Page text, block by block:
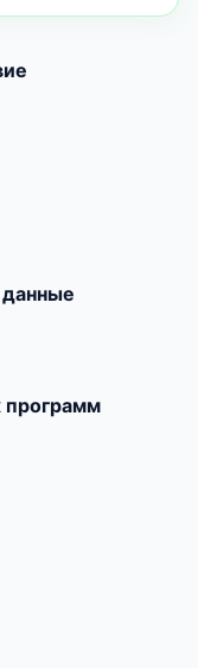
программ